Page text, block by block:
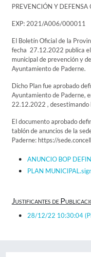
PREVENCIÓN Y DEFENSA
EXP: 2021/A006/000011
El Boletín Oficial de la
fecha 27.12.2022 publica
municipal de prevención y
Ayuntamiento de Paderne.
Dicho Plan fue aprobado
Ayuntamiento de Paderne,
22.12.2022 , desestimando
El documento aprobado
tablón de anuncios de la
Paderne: https://
ANUNCIO BOP
PLAN
Justificantes de
28/12/22 10:30:04